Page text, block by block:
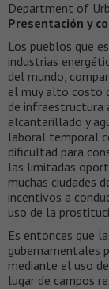
Department of
Presentación y
Los pueblos que
industrias
del mundo,
el muy alto costo
de infraestructura
alcantarillado y
laboral temporal
dificultad para
las limitadas
muchas ciudades
incentivos a
uso de la
Es entonces que
gubernamentales
mediante el uso
lugar de campos